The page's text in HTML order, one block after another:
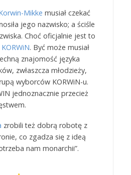
Mikke musiał czekać
jego nazwisko; a ściśle
Choć oficjalnie jest to
KORWiN. Być może musiał
znajomość języka
zwłaszcza młodzieży,
wyborców KORWiN-u.
jednoznacznie przecież
zrobili też dobrą robotę z
co zgadza się z ideą
nam monarchii”.